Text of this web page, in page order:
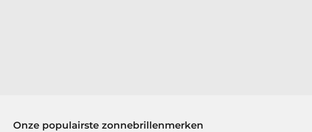
Onze populairste zonnebrillenmerken